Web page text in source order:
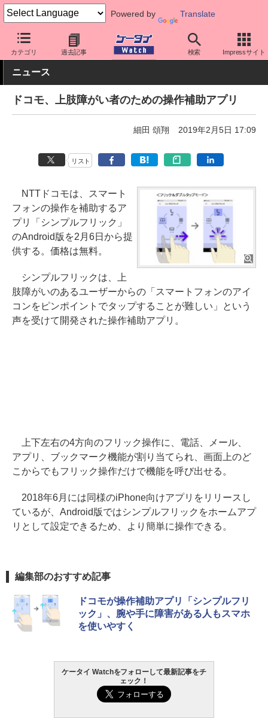
Powered by Translate
カテゴリ 過去記事 検索 Impressサイト
ケータイ Watch キャリア ドコモ アプリ・サービス
ニュース
ドコモ、上肢障がい者のための操作補助アプリ
細田 頌翔 2019年2月5日 17:09
リスト
NTTドコモは、スマート
フォンの操作を補助するア
プリ「シンプルフリック」
のAndroid版を2月6日から提
供する。価格は無料。
シンプルフリックは、上
肢障がいのあるユーザーからの「スマートフォンのアイ
コンをピンポイントでタップすることが難しい」という
声を受けて開発された操作補助アプリ。
上下左右の4方向のフリック操作に、電話、メール、
アプリ、ブックマーク機能が割り当てられ、画面上のど
こからでもフリック操作だけで機能を呼び出せる。
2018年6月には同様のiPhone向けアプリをリリースし
ているが、Android版ではシンプルフリックをホームアプ
リとして設定できるため、より簡単に操作できる。
編集部のおすすめ記事
ドコモが操作補助アプリ「シンプルフリ
ック」、腕や手に障害がある人もスマホ
を使いやすく
ケータイ Watchをフォローして最新記事をチ
ェック！